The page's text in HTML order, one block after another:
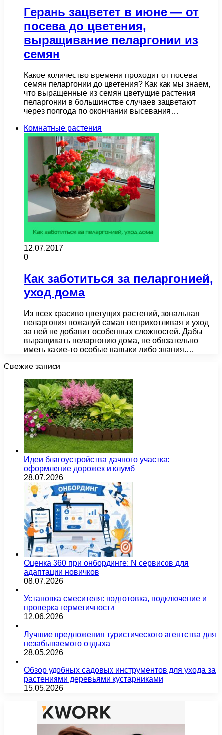
Герань зацветет в июне — от
посева до цветения,
выращивание пеларгонии из
семян
Какое количество времени проходит от посева
семян пеларгонии до цветения? Как как мы знаем,
что выращенные из семян цветущие растения
пеларгонии в большинстве случаев зацветают
через полгода по окончании высевания…
Комнатные растения
12.07.2017
0
Как заботиться за пеларгонией,
уход дома
Из всех красиво цветущих растений, зональная
пеларгония пожалуй самая неприхотливая и уход
за ней не добавит особенных сложностей. Дабы
выращивать пеларгонию дома, не обязательно
иметь какие-то особые навыки либо знания.…
Свежие записи
Идеи благоустройства дачного участка:
оформление дорожек и клумб
28.07.2026
Оценка 360 при онбординге: N сервисов для
адаптации новичков
08.07.2026
Установка смесителя: подготовка, подключение и
проверка герметичности
12.06.2026
Лучшие предложения туристического агентства для
незабываемого отдыха
28.05.2026
Обзор удобных садовых инструментов для ухода за
растениями деревьями кустарниками
15.05.2026